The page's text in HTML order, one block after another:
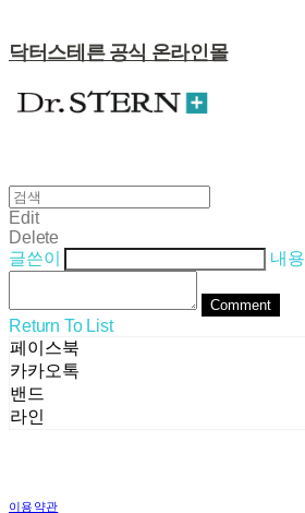
닥터스테른 공식 온라인몰
Edit
Delete
글쓴이
내용
Comment
Return To List
페이스북
카카오톡
밴드
라인
이용약관